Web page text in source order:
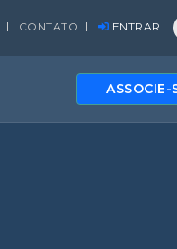
CONTATO ENTRAR
ASSOCIE-